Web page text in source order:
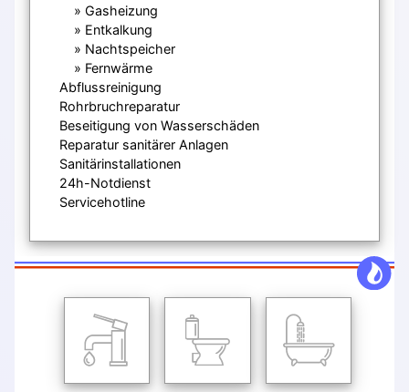
Gasheizung
Entkalkung
Nachtspeicher
Fernwärme
Abflussreinigung
Rohrbruchreparatur
Beseitigung von Wasserschäden
Reparatur sanitärer Anlagen
Sanitärinstallationen
24h-Notdienst
Servicehotline